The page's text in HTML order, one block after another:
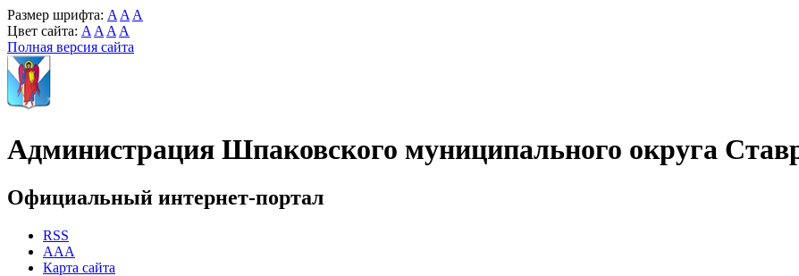
Размер шрифта: A A A
Цвет сайта: A A A A
Полная версия сайта
Администрация Шпаковского муниципального округа
Официальный интернет-портал
RSS
AAA
Карта сайта